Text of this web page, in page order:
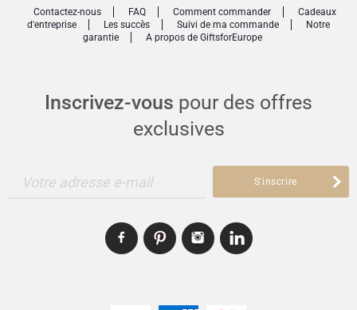
Inscrivez-vous pour des offres
exclusives
Votre adresse e-mail S'inscrire
Contactez-nous FAQ Comment commander
Cadeaux
d'entreprise
Les succès Suivi de ma commande
Notre
garantie
A propos de GiftsforEurope